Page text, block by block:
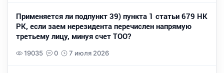
Применяется ли подпункт 39) пункта 1 статьи 679 НК
РК, если заем нерезидента перечислен напрямую
третьему лицу, минуя счет ТОО?
19035 0 7 июля 2026